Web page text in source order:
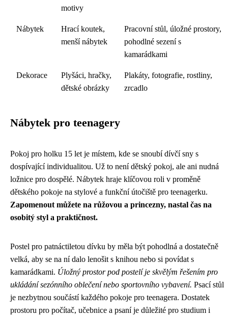
motivy
Nábytek
Hrací koutek,
menší nábytek
Pracovní stůl, úložné prostory,
pohodlné sezení s
kamarádkami
Dekorace
Plyšáci, hračky,
dětské obrázky
Plakáty, fotografie, rostliny,
zrcadlo
Nábytek pro teenagery
Pokoj pro holku 15 let je místem, kde se snoubí dívčí sny s
dospívající individualitou. Už to není dětský pokoj, ale ani nudná
ložnice pro dospělé. Nábytek hraje klíčovou roli v proměně
dětského pokoje na stylové a funkční útočiště pro teenagerku.
Zapomenout můžete na růžovou a princezny, nastal čas na
osobitý styl a praktičnost.
Postel pro patnáctiletou dívku by měla být pohodlná a dostatečně
velká, aby se na ní dalo lenošit s knihou nebo si povídat s
kamarádkami. Úložný prostor pod postelí je skvělým řešením pro
ukládání sezónního oblečení nebo sportovního vybavení. Psací stůl
je nezbytnou součástí každého pokoje pro teenagera. Dostatek
prostoru pro počítač, učebnice a psaní je důležité pro studium i